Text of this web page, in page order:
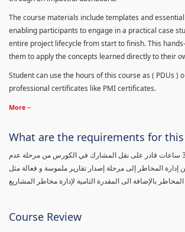
The course materials include templates and
enabling participants to engage in a practical case
entire project lifecycle from start to finish. This
them to apply the concepts learned directly to their
Student can use the hours of this course as ( PDUs )
professional certificates like PMI certificates.
More
What are the requirements for this
كورس مٌكثف لمدة 3 ساعات قادر على نقل المشارك في الكورس من مرحلة عدم
المخاطر إلى مرحلة إصدار تقارير ملموسة و فعالة مثل
Course Review